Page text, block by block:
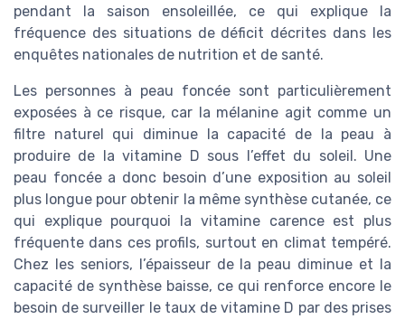
pendant la saison ensoleillée, ce qui explique la
fréquence des situations de déficit décrites dans les
enquêtes nationales de nutrition et de santé.
Les personnes à peau foncée sont particulièrement
exposées à ce risque, car la mélanine agit comme un
filtre naturel qui diminue la capacité de la peau à
produire de la vitamine D sous l’effet du soleil. Une
peau foncée a donc besoin d’une exposition au soleil
plus longue pour obtenir la même synthèse cutanée, ce
qui explique pourquoi la vitamine carence est plus
fréquente dans ces profils, surtout en climat tempéré.
Chez les seniors, l’épaisseur de la peau diminue et la
capacité de synthèse baisse, ce qui renforce encore le
besoin de surveiller le taux de vitamine D par des prises